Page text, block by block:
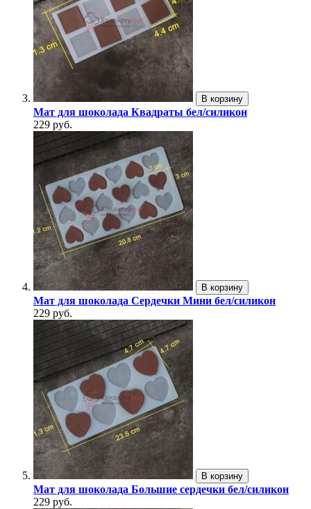
В корзину
Мат для шоколада Квадраты бел/силикон
229 руб.
В корзину
Мат для шоколада Сердечки Мини бел/силикон
229 руб.
В корзину
Мат для шоколада Большие сердечки бел/силикон
229 руб.